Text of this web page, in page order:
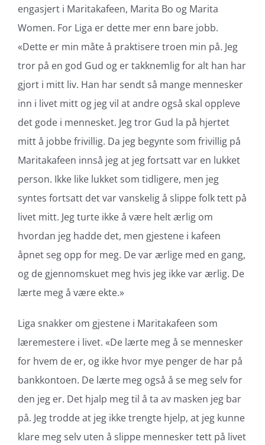
engasjert i Maritakafeen, Marita Bo og Marita
Women. For Liga er dette mer enn bare jobb.
«Dette er min måte å praktisere troen min på. Jeg
tror på en god Gud og er takknemlig for alt han har
gjort i mitt liv. Han har sendt så mange mennesker
inn i livet mitt og jeg vil at andre også skal oppleve
det gode i mennesket. Jeg tror Gud la på hjertet
mitt å jobbe frivillig. Da jeg begynte som frivillig på
Maritakafeen innså jeg at jeg fortsatt var en lukket
person. Ikke like lukket som tidligere, men jeg
syntes fortsatt det var vanskelig å slippe folk tett på
livet mitt. Jeg turte ikke å være helt ærlig om
hvordan jeg hadde det, men gjestene i kafeen
åpnet seg opp for meg. De var ærlige med en gang,
og de gjennomskuet meg hvis jeg ikke var ærlig. De
lærte meg å være ekte.»
Liga snakker om gjestene i Maritakafeen som
læremestere i livet. «De lærte meg å se mennesker
for hvem de er, og ikke hvor mye penger de har på
bankkontoen. De lærte meg også å se meg selv for
den jeg er. Det hjalp meg til å ta av masken jeg bar
på. Jeg trodde at jeg ikke trengte hjelp, at jeg kunne
klare meg selv uten å slippe mennesker tett på livet